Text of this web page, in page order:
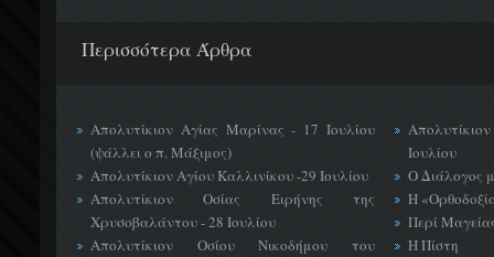
Περισσότερα Άρθρα
Απολυτίκιον Αγίας Μαρίνας - 17 Ιουλίου
(ψάλλει ο π. Μάξιμος)
Απολυτίκιον Αγίου Καλλινίκου -29 Ιουλίου
Απολυτίκιον Οσίας Ειρήνης της
Χρυσοβαλάντου - 28 Ιουλίου
Απολυτίκιον Οσίου Νικοδήμου του
Ιουλίου
Ο Διάλογος
Η
Περί
Η Πίστη